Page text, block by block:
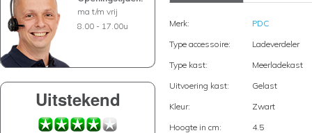
ma t/m vrij
8.00 - 17.00u
Uitstekend
Merk:
PDC
Type accessoire:
Ladeverdeler
Type kast:
Meerladekast
Uitvoering kast:
Gelast
Kleur:
Zwart
Hoogte in cm:
4.5